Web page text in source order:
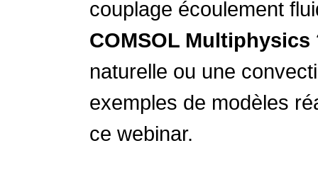
couplage écoulement
COMSOL Multiphysics
naturelle ou une
exemples de modèles
ce webinar.